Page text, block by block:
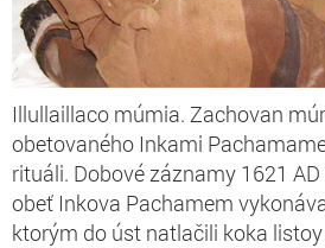
Illullaillaco múmia. Zachovan
obetovaného Inkami
rituáli. Dobové záznamy 1621
obeť Inkova Pachamem
ktorým do úst natlačili koka